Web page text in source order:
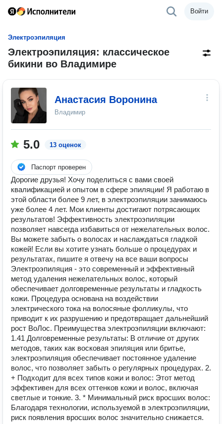
Войти
Электроэпиляция
Электроэпиляция: классическое
бикини во Владимире
Анастасия Воронина
Владимир
5.0 13 оценок
Паспорт проверен
Дорогие друзья! Хочу поделиться с вами своей
квалификацией и опытом в сфере эпиляции! Я работаю в
этой области более 9 лет, в электроэпиляции занимаюсь
уже более 4 лет. Мои клиенты достигают потрясающих
результатов! Эффективность электроэпиляции
позволяет навсегда избавиться от нежелательных волос.
Вы можете забыть о волосах и наслаждаться гладкой
кожей! Если вы хотите узнать больше о процедурах и
результатах, пишите я отвечу на все ваши вопросы
Электроэпиляция - это современный и эффективный
метод удаления нежелательных волос, который
обеспечивает долговременные результаты и гладкость
кожи. Процедура основана на воздействии
электрического тока на волосяные фолликулы, что
приводит к их разрушению и предотвращает дальнейший
рост ВоЛос. Преимущества электроэпиляции включают:
1.41 Долговременные результаты: В отличие от других
методов, таких как восковая эпиляция или бритье,
электроэпиляция обеспечивает постоянное удаление
волос, что позволяет забыть о регулярных процедурах. 2.
+ Подходит для всех типов кожи и волос: Этот метод
эффективен для всех оттенков кожи и волос, включая
светлые и тонкие. 3. * Минимальный риск вросших волос:
Благодаря технологии, используемой в электроэпиляции,
риск появления вросших волос значительно снижается.